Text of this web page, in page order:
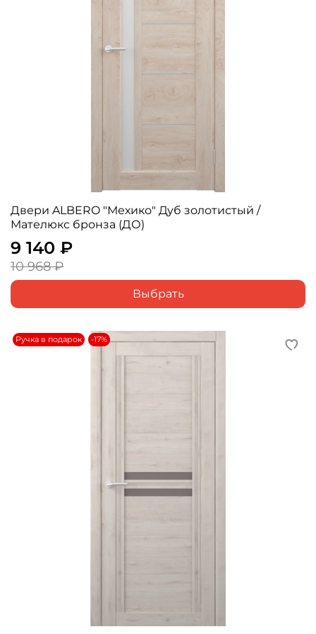
Двери ALBERO "Мехико" Дуб золотистый /
Мателюкс бронза (ДО)
9 140 ₽
10 968 ₽
Выбрать
Ручка в подарок -17%